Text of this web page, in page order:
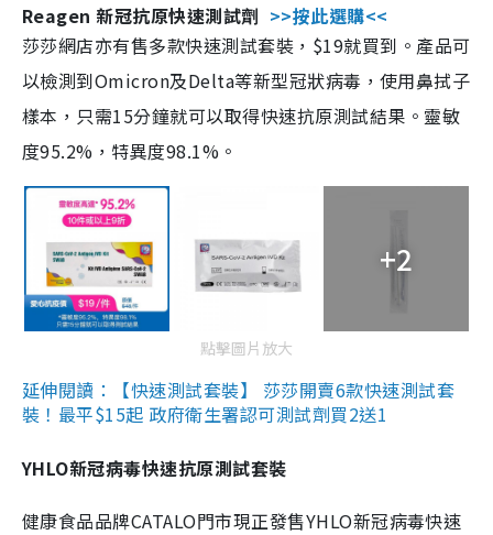
Reagen 新冠抗原快速測試劑 >>按此選購<<
莎莎網店亦有售多款快速測試套裝，$19就買到。產品可
以檢測到Omicron及Delta等新型冠狀病毒，使用鼻拭子
樣本，只需15分鐘就可以取得快速抗原測試結果。靈敏
度95.2%，特異度98.1%。
+2
點擊圖片放大
延伸閱讀：【快速測試套裝】 莎莎開賣6款快速測試套
裝！最平$15起 政府衛生署認可測試劑買2送1
YHLO新冠病毒快速抗原測試套裝
健康食品品牌CATALO門市現正發售YHLO新冠病毒快速